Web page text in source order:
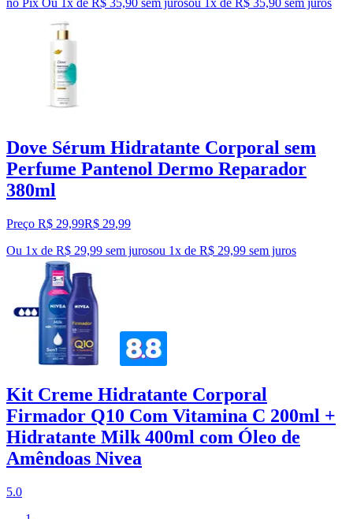
Dove Sérum Hidratante Corporal sem
Perfume Pantenol Dermo Reparador
380ml
Preço R$ 29,99R$ 29,99
Ou 1x de R$ 29,99 sem jurosou 1x de R$ 29,99 sem juros
Kit Creme Hidratante Corporal
Firmador Q10 Com Vitamina C 200ml +
Hidratante Milk 400ml com Óleo de
Amêndoas Nivea
5.0